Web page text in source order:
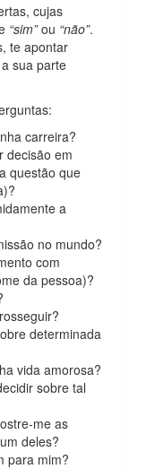
cujas
“sim”ou “não”.
te apontar
sua parte
carreira?
decisão em
questão que
a
no mundo?
com
da pessoa)?
determinada
vida amorosa?
sobre tal
me as
deles?
para mim?